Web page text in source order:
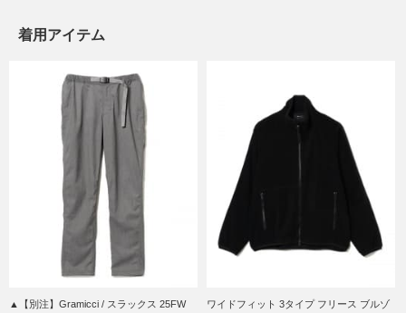
着用アイテム
▲【別注】Gramicci / スラックス 25FW
ワイドフィット 3タイプ フリース ブルゾ